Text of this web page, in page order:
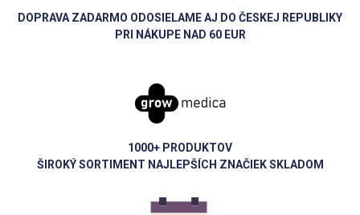
DOPRAVA ZADARMO ODOSIELAME AJ DO ČESKEJ REPUBLIKY
PRI NÁKUPE NAD 60 EUR
1000+ PRODUKTOV
ŠIROKÝ SORTIMENT NAJLEPŠÍCH ZNAČIEK SKLADOM